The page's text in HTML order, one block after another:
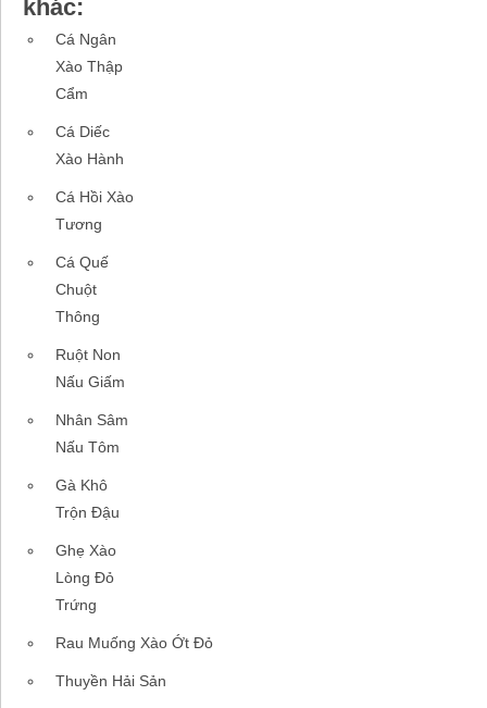
khác:
Cá Ngân
Xào Thập
Cẩm
Cá Diếc
Xào Hành
Cá Hồi Xào
Tương
Cá Quế
Chuột
Thông
Ruột Non
Nấu Giấm
Nhân Sâm
Nấu Tôm
Gà Khô
Trộn Đậu
Ghẹ Xào
Lòng Đỏ
Trứng
Rau Muống Xào Ớt Đỏ
Thuyền Hải Sản